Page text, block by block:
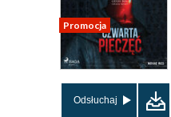
Promocja
Odsłuchaj